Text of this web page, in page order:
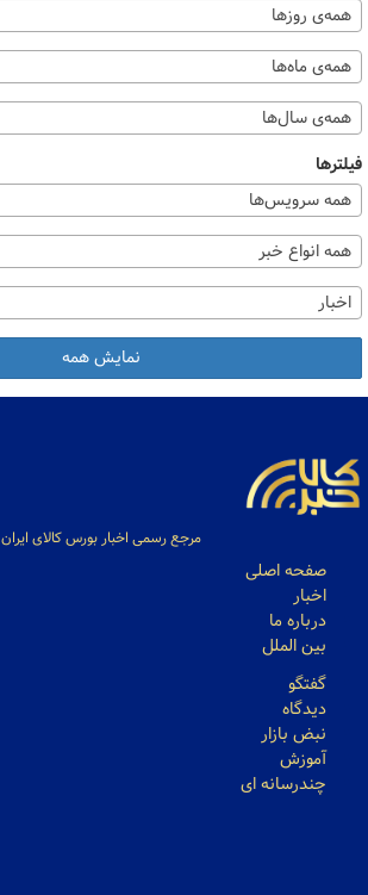
همه‌ی روزها
همه‌ی ماه‌ها
همه‌ی سال‌ها
فیلترها
همه سرویس‌ها
همه انواع خبر
اخبار
نمایش همه
مرجع رسمی اخبار بورس کالای ایران
صفحه اصلی
اخبار
درباره ما
بین الملل
گفتگو
دیدگاه
نبض بازار
آموزش
چندرسانه ای